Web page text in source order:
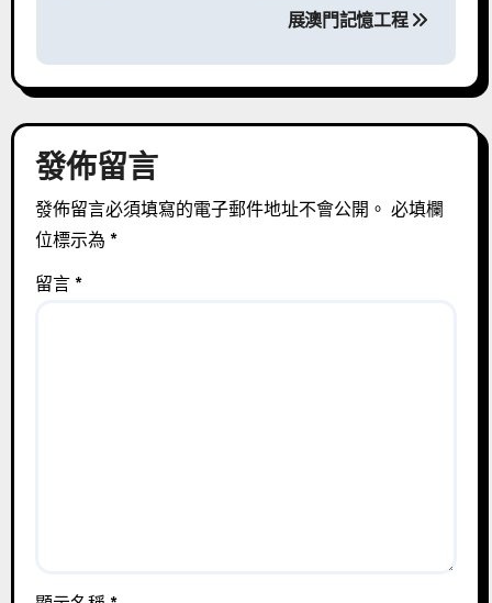
覽
展澳門記憶工程
發佈留言
發佈留言必須填寫的電子郵件地址不會公開。 必填欄
位標示為 *
留言 *